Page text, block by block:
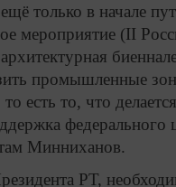
только в начале
мероприятие (II
промышленные
есть то, что
Минниханов.
РТ,